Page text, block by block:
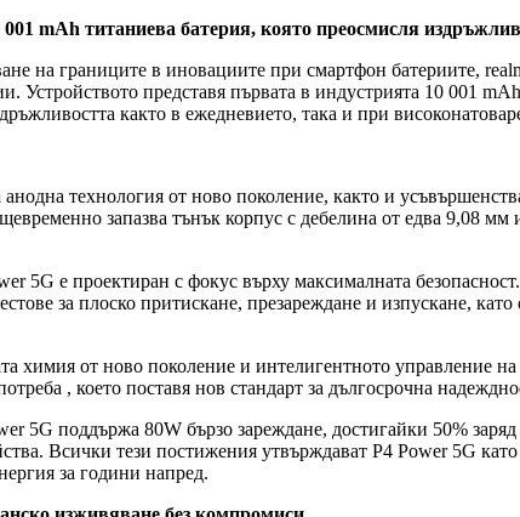
mAh титаниева батерия, която преосмисля
на границите в иновациите при смартфон батериите,
Устройството представя първата в индустрията 10 001
както в ежедневието, така и при
технология от ново поколение, както и
запазва тънък корпус с дебелина от едва 9,08
5G е проектиран с фокус върху максималната
за плоско притискане, презареждане и изпускане,
химия от ново поколение и интелигентното управление
, което поставя нов стандарт за дългосрочна
5G поддържа 80W бързо зареждане, достигайки 50%
Всички тези постижения утвърждават P4 Power 5G
за години напред.